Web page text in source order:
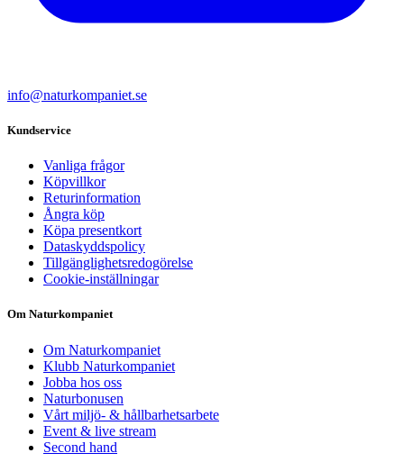
info@naturkompaniet.se
Kundservice
Vanliga frågor
Köpvillkor
Returinformation
Ångra köp
Köpa presentkort
Dataskyddspolicy
Tillgänglighetsredogörelse
Cookie-inställningar
Om Naturkompaniet
Om Naturkompaniet
Klubb Naturkompaniet
Jobba hos oss
Naturbonusen
Vårt miljö- & hållbarhetsarbete
Event & live stream
Second hand